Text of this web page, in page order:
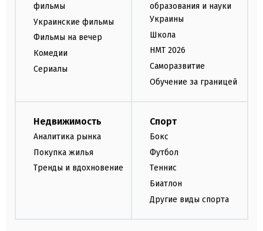
фильмы
Украинские фильмы
Фильмы на вечер
Комедии
Сериалы
образования и науки
Украины
Школа
НМТ 2026
Саморазвитие
Обучение за границей
Недвижимость
Аналитика рынка
Покупка жилья
Тренды и вдохновение
Спорт
Бокс
Футбол
Теннис
Биатлон
Другие виды спорта